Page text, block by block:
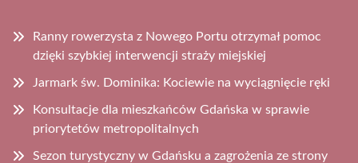
Ranny rowerzysta z Nowego Portu otrzymał pomoc
dzięki szybkiej interwencji straży miejskiej
Jarmark św. Dominika: Kociewie na wyciągnięcie ręki
Konsultacje dla mieszkańców Gdańska w sprawie
priorytetów metropolitalnych
Sezon turystyczny w Gdańsku a zagrożenia ze strony